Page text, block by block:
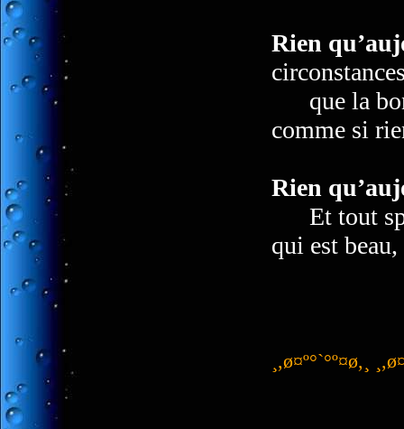
Rien
que la
comme si
Rien
Et tout
qui est
¸,ø¤º°`°º¤ø,¸